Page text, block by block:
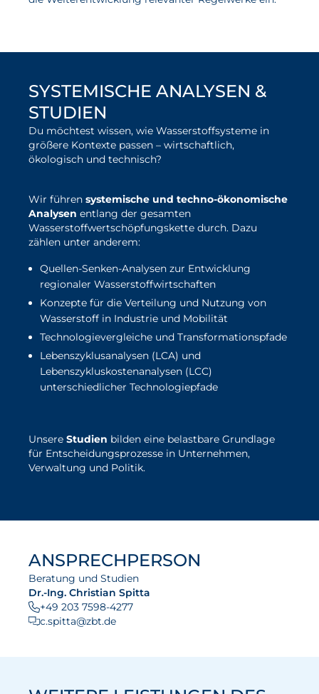
im Überblick
SYSTEMISCHE ANALYSEN &
STUDIEN
Du möchtest wissen, wie Wasserstoffsysteme in
größere Kontexte passen – wirtschaftlich,
ökologisch und technisch?
Wir führen systemische und techno-ökonomische
Analysen entlang der gesamten
Wasserstoffwertschöpfungskette durch. Dazu
zählen unter anderem:
Quellen-Senken-Analysen zur Entwicklung
regionaler Wasserstoffwirtschaften
Konzepte für die Verteilung und Nutzung von
Wasserstoff in Industrie und Mobilität
Technologievergleiche und Transformationspfade
Lebenszyklusanalysen (LCA) und
Lebenszykluskostenanalysen (LCC)
unterschiedlicher Technologiepfade
Unsere Studien bilden eine belastbare Grundlage
für Entscheidungsprozesse in Unternehmen,
Verwaltung und Politik.
ANSPRECHPERSON
Beratung und Studien
Dr.-Ing. Christian Spitta
+49 203 7598-4277
c.spitta@zbt.de